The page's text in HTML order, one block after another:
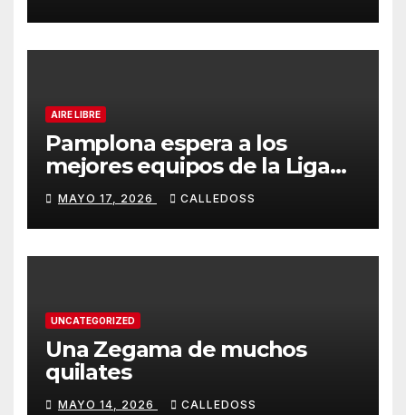
AIRE LIBRE
Pamplona espera a los
mejores equipos de la Liga
Joma e Iberdrola
MAYO 17, 2026 CALLEDOSS
UNCATEGORIZED
Una Zegama de muchos
quilates
MAYO 14, 2026 CALLEDOSS